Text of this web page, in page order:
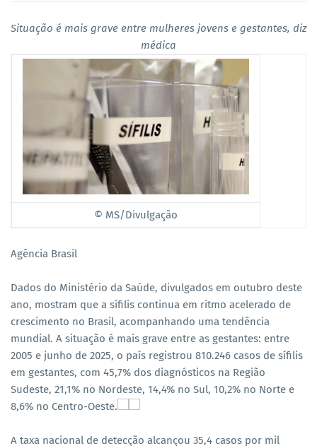
Situação é mais grave entre mulheres jovens e gestantes, diz
médica
© MS/Divulgação
Agência Brasil
Dados do Ministério da Saúde, divulgados em outubro deste
ano, mostram que a sífilis continua em ritmo acelerado de
crescimento no Brasil, acompanhando uma tendência
mundial. A situação é mais grave entre as gestantes: entre
2005 e junho de 2025, o país registrou 810.246 casos de sífilis
em gestantes, com 45,7% dos diagnósticos na Região
Sudeste, 21,1% no Nordeste, 14,4% no Sul, 10,2% no Norte e
8,6% no Centro-Oeste.
A taxa nacional de detecção alcançou 35,4 casos por mil